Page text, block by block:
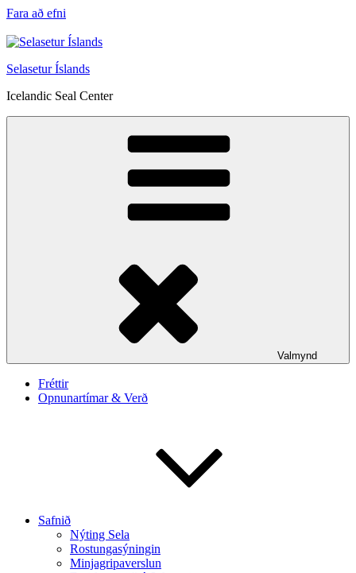
Fara að efni
Selasetur Íslands
Icelandic Seal Center
Valmynd
Fréttir
Opnunartímar & Verð
Safnið
Nýting Sela
Rostungasýningin
Minjagripaverslun